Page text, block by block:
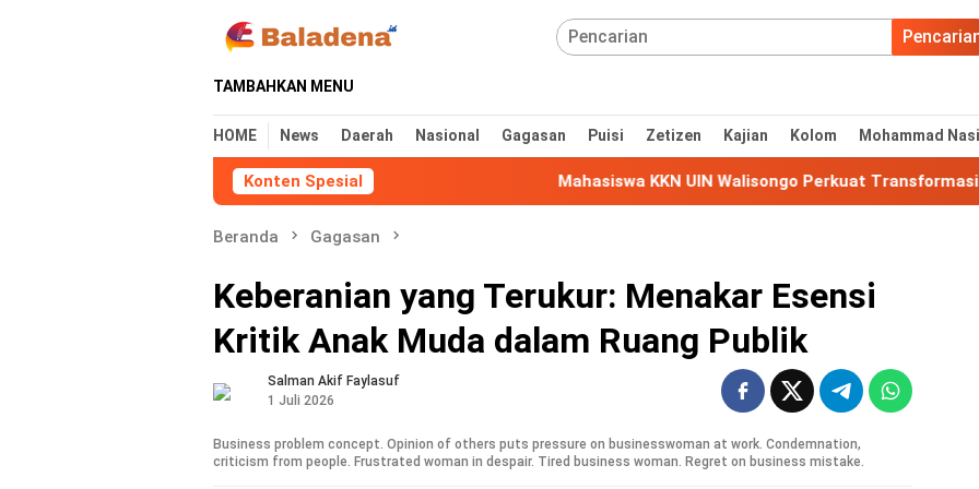
TAMBAHKAN MENU
HOME News Daerah Nasional Gagasan Puisi Zetizen Kajian Kolom Mohammad
Konten Spesial Mahasiswa KKN UIN Walisongo Perkuat Transformasi Digital UMKM
Beranda Gagasan
Keberanian yang Terukur: Menakar Esensi
Kritik Anak Muda dalam Ruang Publik
Salman Akif Faylasuf
1 Juli 2026
Business problem concept. Opinion of others puts pressure on businesswoman at work. Condemnation,
criticism from people. Frustrated woman in despair. Tired business woman. Regret on business mistake.